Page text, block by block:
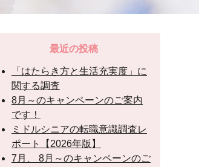
最近の投稿
「はたらき方と生活充実度」に
関する調査
8月～のキャンペーンのご案内
です！
ミドルシニアの転職意識調査レ
ポート【2026年版】
7月、 8月～のキャンペーンのご